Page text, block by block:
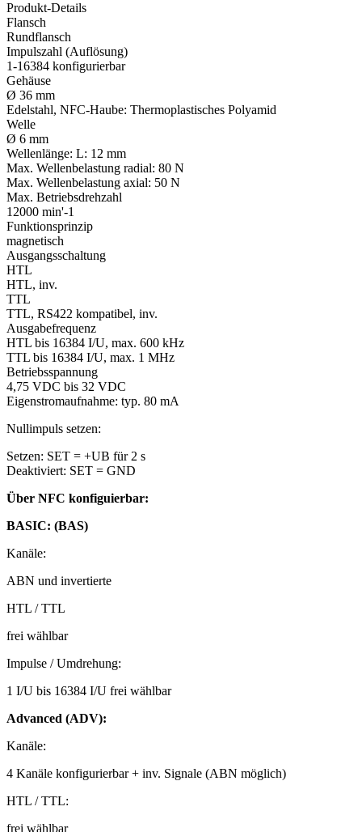
Produkt-Details
Flansch
Rundflansch
Impulszahl (Auflösung)
1-16384 konfigurierbar
Gehäuse
Ø 36 mm
Edelstahl, NFC-Haube: Thermoplastisches Polyamid
Welle
Ø 6 mm
Wellenlänge: L: 12 mm
Max. Wellenbelastung radial: 80 N
Max. Wellenbelastung axial: 50 N
Max. Betriebsdrehzahl
12000 min'-1
Funktionsprinzip
magnetisch
Ausgangsschaltung
HTL
HTL, inv.
TTL
TTL, RS422 kompatibel, inv.
Ausgabefrequenz
HTL bis 16384 I/U, max. 600 kHz
TTL bis 16384 I/U, max. 1 MHz
Betriebsspannung
4,75 VDC bis 32 VDC
Eigenstromaufnahme: typ. 80 mA
Nullimpuls setzen:
Setzen: SET = +UB für 2 s
Deaktiviert: SET = GND
Über NFC konfiguierbar:
BASIC: (BAS)
Kanäle:
ABN und invertierte
HTL / TTL
frei wählbar
Impulse / Umdrehung:
1 I/U bis 16384 I/U frei wählbar
Advanced (ADV):
Kanäle:
4 Kanäle konfigurierbar + inv. Signale (ABN möglich)
HTL / TTL:
frei wählbar